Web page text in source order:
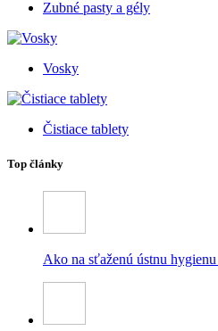
Zubné pasty a gély
Vosky
Čistiace tablety
Top články
Ako na sťaženú ústnu